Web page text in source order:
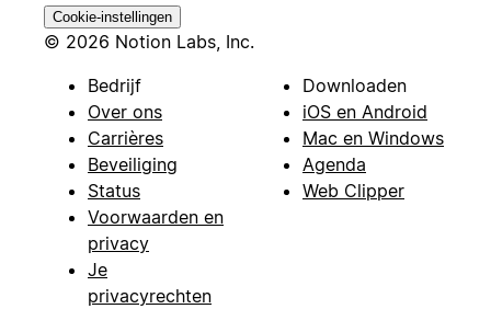
Cookie-instellingen
© 2026 Notion Labs, Inc.
Bedrijf
Over ons
Carrières
Beveiliging
Status
Voorwaarden en
privacy
Je
privacyrechten
Downloaden
iOS en Android
Mac en Windows
Agenda
Web Clipper